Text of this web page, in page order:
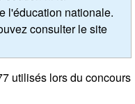
l'éducation nationale.
consulter le site
utilisés lors du concours